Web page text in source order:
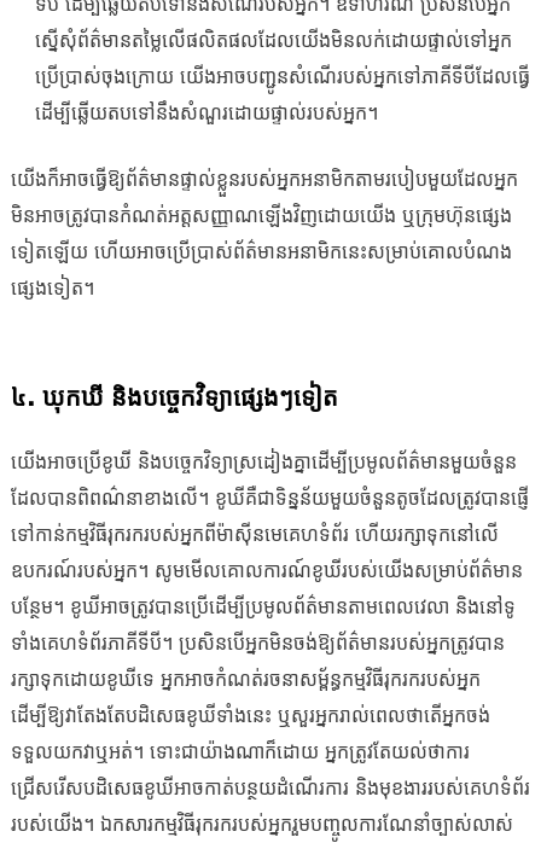
ទីបី ដើម្បីឆ្លើយតបទៅនឹងសំណើរបស់អ្នក។ ឧទាហរណ៍ ប្រសិនបើអ្នក
ស្នើសុំព័ត៌មានតម្លៃលើផលិតផលដែលយើងមិនលក់ដោយផ្ទាល់ទៅអ្នក
ប្រើប្រាស់ចុងក្រោយ យើងអាចបញ្ជូនសំណើរបស់អ្នកទៅភាគីទីបីដែលធ្វើ
ដើម្បីឆ្លើយតបទៅនឹងសំណួរដោយផ្ទាល់របស់អ្នក។
យើងក៏អាចធ្វើឱ្យព័ត៌មានផ្ទាល់ខ្លួនរបស់អ្នកអនាមិកតាមរបៀបមួយដែលអ្នក
មិនអាចត្រូវបានកំណត់អត្តសញ្ញាណឡើងវិញដោយយើង ឬក្រុមហ៊ុនផ្សេង
ទៀតឡើយ ហើយអាចប្រើប្រាស់ព័ត៌មានអនាមិកនេះសម្រាប់គោលបំណង
ផ្សេងទៀត។
៤. ឃុកឃី និងបច្ចេកវិទ្យាផ្សេងៗទៀត
យើងអាចប្រើខូឃី និងបច្ចេកវិទ្យាស្រដៀងគ្នាដើម្បីប្រមូលព័ត៌មានមួយចំនួន
ដែលបានពិពណ៌នាខាងលើ។ ខូឃីគឺជាទិន្នន័យមួយចំនួនតូចដែលត្រូវបានផ្ញើ
ទៅកាន់កម្មវិធីរុករករបស់អ្នកពីម៉ាស៊ីនមេគេហទំព័រ ហើយរក្សាទុកនៅលើ
ឧបករណ៍របស់អ្នក។ សូមមើលគោលការណ៍ខូឃីរបស់យើងសម្រាប់ព័ត៌មាន
បន្ថែម។ ខូឃីអាចត្រូវបានប្រើដើម្បីប្រមូលព័ត៌មានតាមពេលវេលា និងនៅទូ
ទាំងគេហទំព័រភាគីទីបី។ ប្រសិនបើអ្នកមិនចង់ឱ្យព័ត៌មានរបស់អ្នកត្រូវបាន
រក្សាទុកដោយខូឃីទេ អ្នកអាចកំណត់រចនាសម្ព័ន្ធកម្មវិធីរុករករបស់អ្នក
ដើម្បីឱ្យវាតែងតែបដិសេធខូឃីទាំងនេះ ឬសួរអ្នករាល់ពេលថាតើអ្នកចង់
ទទួលយកវាឬអត់។ ទោះជាយ៉ាងណាក៏ដោយ អ្នកត្រូវតែយល់ថាការ
ជ្រើសរើសបដិសេធខូឃីអាចកាត់បន្ថយដំណើរការ និងមុខងាររបស់គេហទំព័រ
របស់យើង។ ឯកសារកម្មវិធីរុករករបស់អ្នករួមបញ្ចូលការណែនាំច្បាស់លាស់